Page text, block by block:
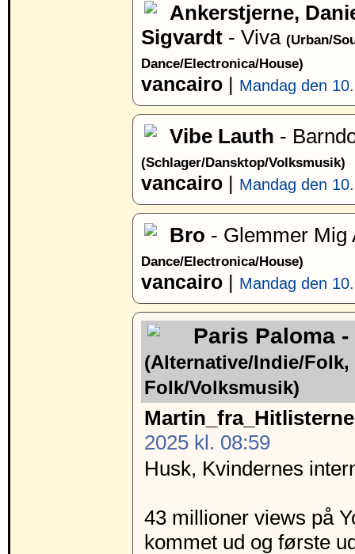
Ankerstjerne,
Sigvardt - Viva (Urban/
Dance/Electronica/House)
vancairo | Mandag den
Vibe Lauth -
(Schlager/Dansktop/Volksmusik)
vancairo | Mandag den
Bro - Glemmer
Dance/Electronica/House)
vancairo | Mandag den
Paris Paloma -
(Alternative/Indie/
Folk/Volksmusik)
Martin_fra_Hitlisterne
2025 kl. 08:59
Husk, Kvindernes
43 millioner views på
kommet ud og første